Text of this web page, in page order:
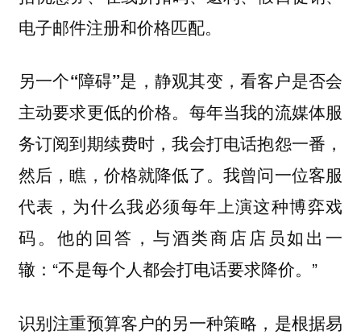
电子邮件注册和价格匹配。
另一个“障碍”是，静观其变，看客户是否会
主动要求更低的价格。 每年当我的流媒体服
务订阅到期续费时，我会打电话抱怨一番，
然后，瞧，价格就降低了。我曾问一位客服
代表，为什么我必须每年上演这种博弈戏
码。他的回答，与酒类商店店员如出一
辙：“不是每个人都会打电话要求降价。”
识别注重预算客户的另一种策略，是根据易